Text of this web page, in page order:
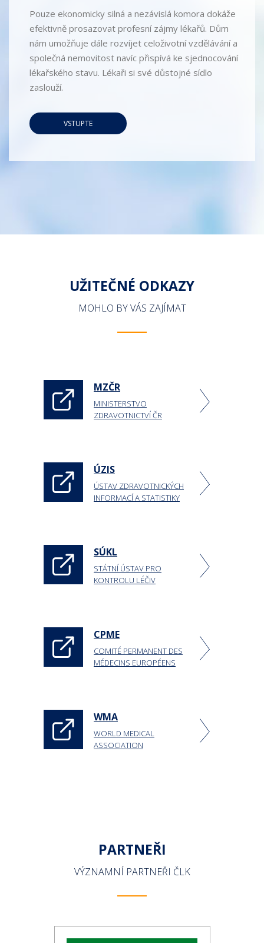
Pouze ekonomicky silná a nezávislá komora dokáže
efektivně prosazovat profesní zájmy lékařů. Dům
nám umožňuje dále rozvíjet celoživotní vzdělávání a
společná nemovitost navíc přispívá ke sjednocování
lékařského stavu. Lékaři si své důstojné sídlo
zaslouží.
VSTUPTE
UŽITEČNÉ ODKAZY
MOHLO BY VÁS ZAJÍMAT
MZČR
MINISTERSTVO
ZDRAVOTNICTVÍ ČR
ÚZIS
ÚSTAV ZDRAVOTNICKÝCH
INFORMACÍ A STATISTIKY
SÚKL
STÁTNÍ ÚSTAV PRO
KONTROLU LÉČIV
CPME
COMITÉ PERMANENT DES
MÉDECINS EUROPÉENS
WMA
WORLD MEDICAL
ASSOCIATION
PARTNEŘI
VÝZNAMNÍ PARTNEŘI ČLK